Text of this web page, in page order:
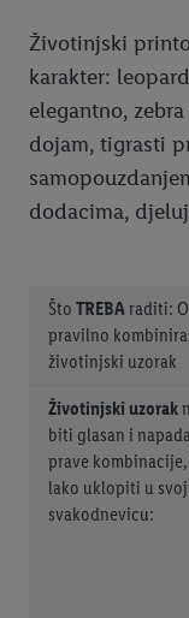
Životinjski
karakter:
elegantno,
dojam, tigrasti
dodacima,
Što TREBAraditi:
pravilno
životinjski uzorak
Životinjski uzorak
biti glasan i
prave kombinacije,
lako uklopiti u
svakodnevicu: